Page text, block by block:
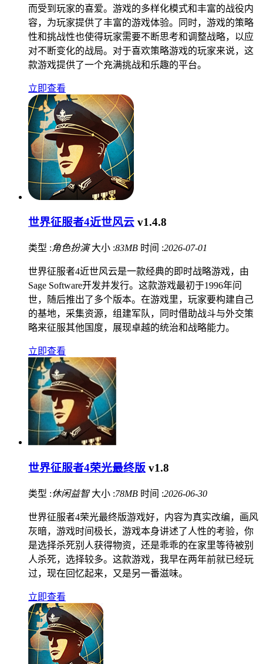
而受到玩家的喜爱。游戏的多样化模式和丰富的战役内
容，为玩家提供了丰富的游戏体验。同时，游戏的策略
性和挑战性也使得玩家需要不断思考和调整战略，以应
对不断变化的战局。对于喜欢策略游戏的玩家来说，这
款游戏提供了一个充满挑战和乐趣的平台。
立即查看
世界征服者4近世风云 v1.4.8
类型 :角色扮演 大小 :83MB 时间 :2026-07-01
世界征服者4近世风云是一款经典的即时战略游戏，由
Sage Software开发并发行。这款游戏最初于1996年问
世，随后推出了多个版本。在游戏里，玩家要构建自己
的基地，采集资源，组建军队，同时借助战斗与外交策
略来征服其他国度，展现卓越的统治和战略能力。
立即查看
世界征服者4荣光最终版 v1.8
类型 :休闲益智 大小 :78MB 时间 :2026-06-30
世界征服者4荣光最终版游戏好，内容为真实改编，画风
灰暗，游戏时间极长，游戏本身讲述了人性的考验，你
是选择杀死别人获得物资，还是乖乖的在家里等待被别
人杀死，选择较多。这款游戏，我早在两年前就已经玩
过，现在回忆起来，又是另一番滋味。
立即查看